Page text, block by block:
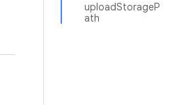
uploadStorageP
ath